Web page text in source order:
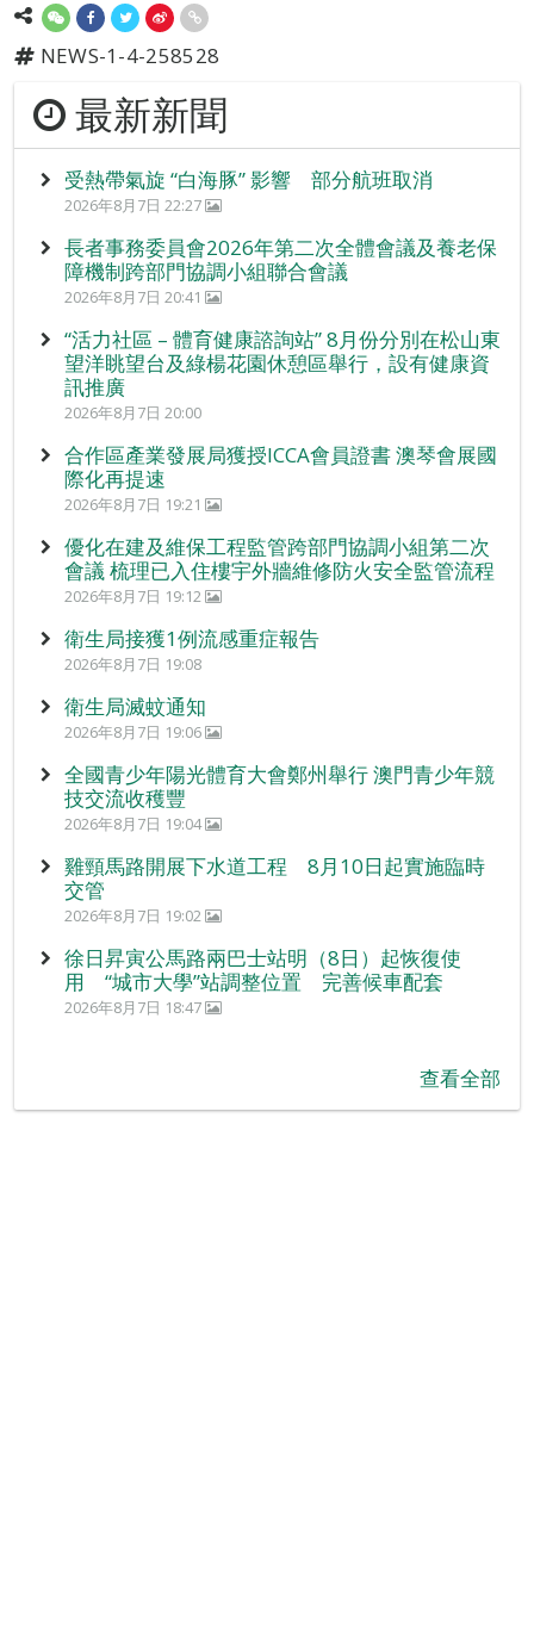
NEWS-1-4-258528
最新新聞
受熱帶氣旋 “白海豚” 影響 部分航班取消
2026年8月7日 22:27
長者事務委員會2026年第二次全體會議及養老保
障機制跨部門協調小組聯合會議
2026年8月7日 20:41
“活力社區 – 體育健康諮詢站” 8月份分別在松山東
望洋眺望台及綠楊花園休憩區舉行，設有健康資
訊推廣
2026年8月7日 20:00
合作區產業發展局獲授ICCA會員證書 澳琴會展國
際化再提速
2026年8月7日 19:21
優化在建及維保工程監管跨部門協調小組第二次
會議 梳理已入住樓宇外牆維修防火安全監管流程
2026年8月7日 19:12
衛生局接獲1例流感重症報告
2026年8月7日 19:08
衛生局滅蚊通知
2026年8月7日 19:06
全國青少年陽光體育大會鄭州舉行 澳門青少年競
技交流收穫豐
2026年8月7日 19:04
雞頸馬路開展下水道工程 8月10日起實施臨時
交管
2026年8月7日 19:02
徐日昇寅公馬路兩巴士站明（8日）起恢復使
用 “城市大學”站調整位置 完善候車配套
2026年8月7日 18:47
查看全部